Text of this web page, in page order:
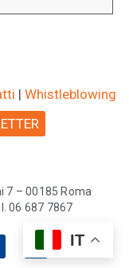
| Whistleblowing
7 – 00185 Roma
06 687 7867
IT